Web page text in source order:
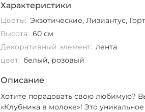
Характеристики
Цветы: Экзотические, Лизиантус,
Высота: 60 см
Декоративный элемент: лента
цвет: белый, розовый
Описание
Хотите порадовать свою любимую?
«Клубника в молоке»! Это